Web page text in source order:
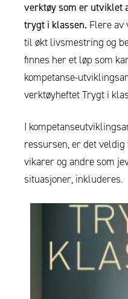
verktøy som er utviklet
trygt i klassen. Flere av
til økt livsmestring og
finnes heret løp som
kompetanse-
verktøyheftet Trygt i
I
ressursen, er det
vikarer og andre som
situasjoner, inkluderes.